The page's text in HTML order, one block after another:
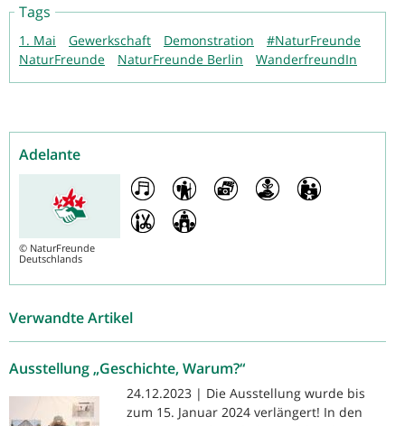
Tags
1. Mai Gewerkschaft Demonstration
#NaturFreunde
NaturFreunde
NaturFreunde Berlin WanderfreundIn
Adelante
© NaturFreunde
Deutschlands
Verwandte Artikel
Ausstellung „Geschichte, Warum?“
24.12.2023 | Die Ausstellung wurde bis
zum 15. Januar 2024 verlängert! In den